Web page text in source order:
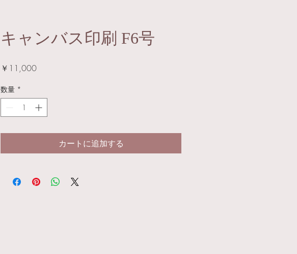
キャンバス印刷 F6号
￥11,000価
数量 *
カートに追加する